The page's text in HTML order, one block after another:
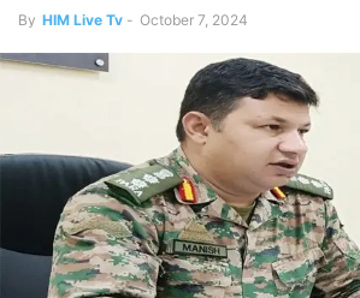
By HIM Live Tv - October 7, 2024